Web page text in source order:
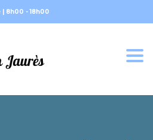
| 8h00 - 18h00